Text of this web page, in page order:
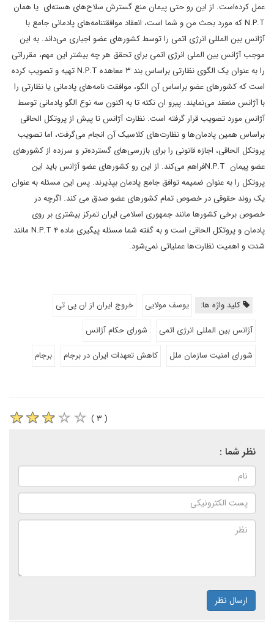
عمل کرده‌است. از این رو حتی پیمان منع گسترش سلاح‌های هسته‌ای یا همان
N.P.T که مورد بحث من و شما است، انعقاد موافقتنامه‌های پادمانی جامع با
آژانس بین المللی انرژی اتمی را توسط کشورهای عضو اجباری می‌داند. به این
موجب آژانس بین الملی انرژی اتمی برای تحقق هر چه بیشتر این مهم، مقرراتی
را به عنوان یک الگوی نظارتی براساس بند ۳ معاهده N.P.T تهیه و تصویب کرده
است که کشورهای عضو براساس آن الگو، موافقت نامه‌های پادمانی یا نظارتی را
با آژانس منعقد می‌نمایند. پیرو ان نکته تا به اکنون سه نوع الگو پادمانی توسط
آژانس مورد تصویب قرار گرفته است. نظارت آژانس تا پیش از پروتکل الحاقی
براساس همین پادمان‌ها و نظارت‌های کلاسیک آن انجام می‌گرفت، اما تصویب
پروتکل الحاقی، اجازه قانونی را برای بازرسی‌های گسترده‌تر و سرزده از کشورهای
عضو پیمان N.P.Tفراهم می‌کند. از این رو کشورهای عضو آژانس باید این
پروتکل را به عنوان ضمیمه توافق جامع پادمان بپذیرند. پس این مسئله به عنوان
یک روند حقوقی در خصوص تمام کشورهای عضو صدق می کند. اگرچه در
خصوص برخی کشورها مانند جمهوری اسلامی ایران تمرکز بیشتری بر روی
پادمان و پروتکل الحاقی است و به گفته شما مسئله پیگیری ماده ۴ N.P.T مانند
شدت و اهمیت نظارت‌ها عملیاتی نمی‌شود.
کلید واژه ها: یوسف مولایی
خروج ایران از ان پی تی
آژانس بین المللی انرژی اتمی
شورای حکام آژانس
شورای امنیت سازمان ملل
کاهش تعهدات ایران در برجام برجام
( ۳ )
نظر شما :
ارسال نظر